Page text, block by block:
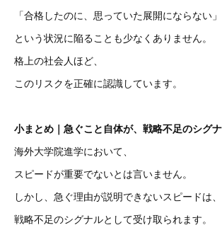
「合格したのに、思っていた展開にならない」
という状況に陥ることも少なくありません。
格上の社会人ほど、
このリスクを正確に認識しています。
小まとめ｜急ぐこと自体が、戦略不足のシグ
海外大学院進学において、
スピードが重要でないとは言いません。
しかし、急ぐ理由が説明できないスピードは、
戦略不足のシグナルとして受け取られます。